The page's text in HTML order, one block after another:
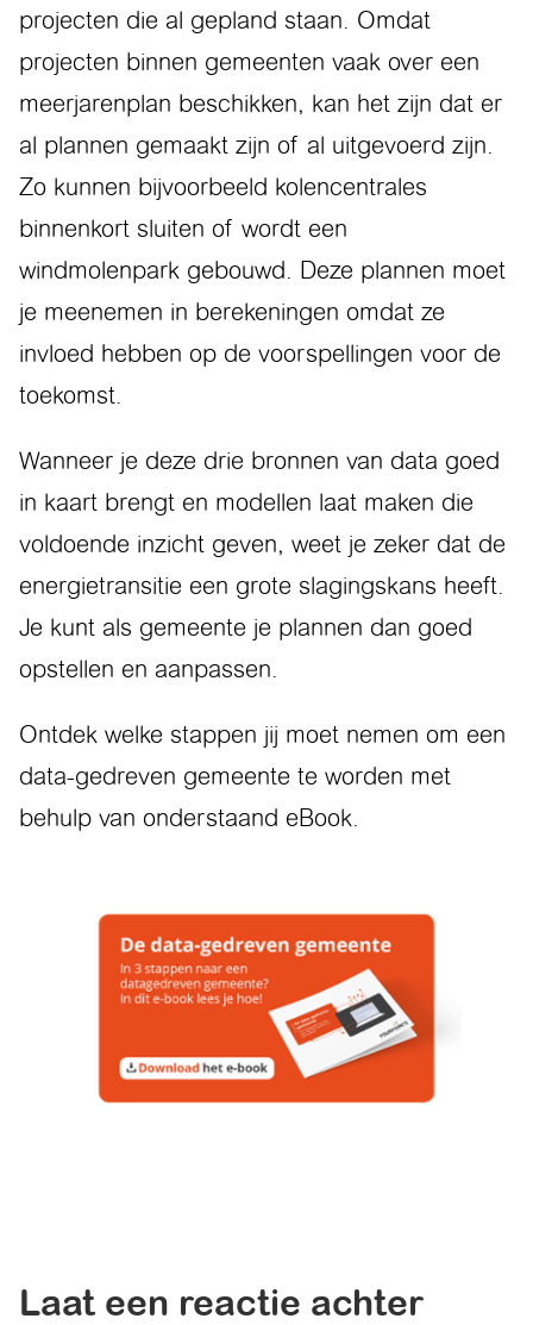
projecten die al gepland staan. Omdat
projecten binnen gemeenten vaak over een
meerjarenplan beschikken, kan het zijn dat er
al plannen gemaakt zijn of al uitgevoerd zijn.
Zo kunnen bijvoorbeeld kolencentrales
binnenkort sluiten of wordt een
windmolenpark gebouwd. Deze plannen moet
je meenemen in berekeningen omdat ze
invloed hebben op de voorspellingen voor de
toekomst.
Wanneer je deze drie bronnen van data goed
in kaart brengt en modellen laat maken die
voldoende inzicht geven, weet je zeker dat de
energietransitie een grote slagingskans heeft.
Je kunt als gemeente je plannen dan goed
opstellen en aanpassen.
Ontdek welke stappen jij moet nemen om een
data-gedreven gemeente te worden met
behulp van onderstaand eBook.
Laat een reactie achter